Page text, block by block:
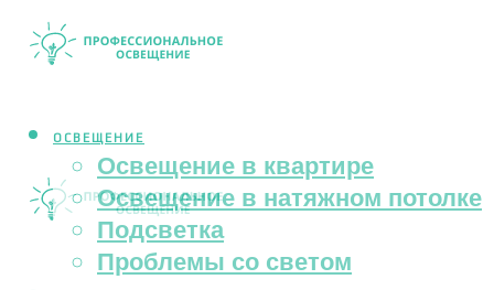
ОСВЕЩЕНИЕ
Освещение в квартире
Освещение в натяжном потолке
Подсветка
Проблемы со светом